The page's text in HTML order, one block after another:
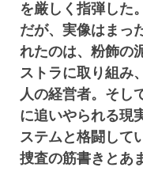
を厳しく指弾した。
だが、実像はまっ
れたのは、粉飾の
ストラに取り組み
人の経営者。そし
に追いやられる現
ステムと格闘して
捜査の筋書きとあ